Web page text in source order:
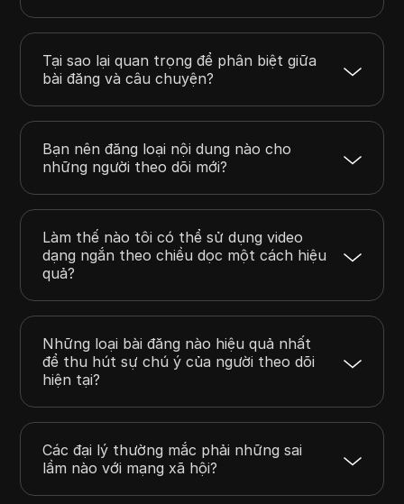
Tại sao lại quan trọng để phân biệt giữa
bài đăng và câu chuyện?
Bạn nên đăng loại nội dung nào cho
những người theo dõi mới?
Làm thế nào tôi có thể sử dụng video
dạng ngắn theo chiều dọc một cách hiệu
quả?
Những loại bài đăng nào hiệu quả nhất
để thu hút sự chú ý của người theo dõi
hiện tại?
Các đại lý thường mắc phải những sai
lầm nào với mạng xã hội?